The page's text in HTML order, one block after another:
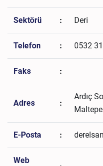
Sektörü : Deri
Telefon : 0532
Faks :
Adres :
Ardıç
E-Posta :
Web